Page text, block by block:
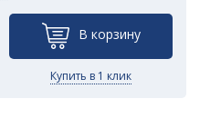
В корзину
Купить в 1 клик